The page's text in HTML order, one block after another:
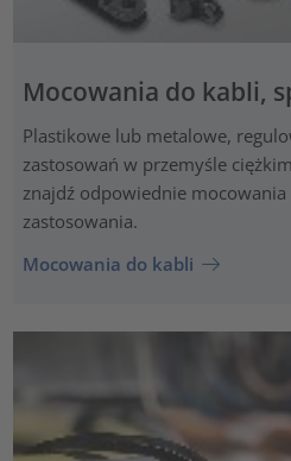
Mocowania do kabli,
Plastikowe lub metalowe,
zastosowań w przemyśle
znajdź odpowiednie
zastosowania.
Mocowania do kabli